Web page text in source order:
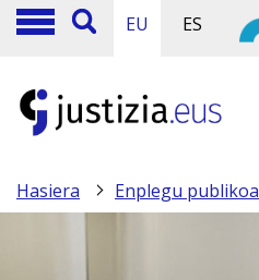
EU ES
Hasiera Enplegu publikoa